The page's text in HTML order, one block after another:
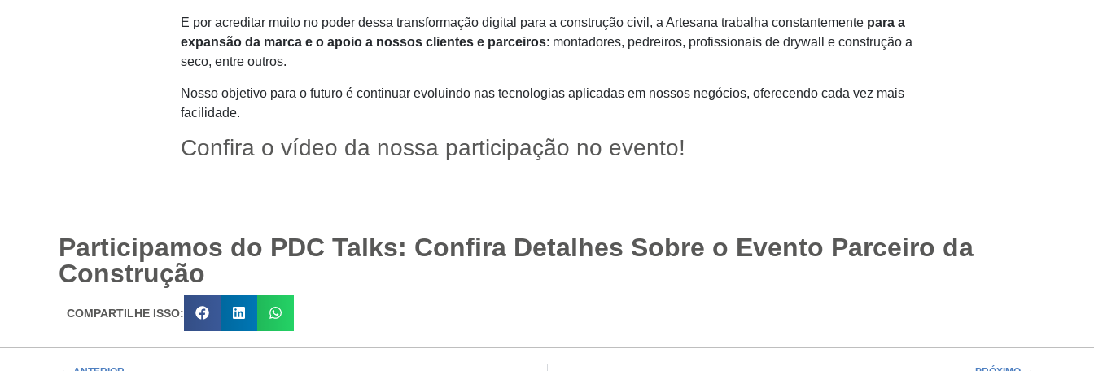
E por acreditar muito no poder dessa transformação digital para a construção civil, a Artesana trabalha constantemente para a
expansão da marca e o apoio a nossos clientes e parceiros: montadores, pedreiros, profissionais de drywall e construção a
seco, entre outros.
Nosso objetivo para o futuro é continuar evoluindo nas tecnologias aplicadas em nossos negócios, oferecendo cada vez mais
facilidade.
Confira o vídeo da nossa participação no evento!
Participamos do PDC Talks: Confira Detalhes Sobre o Evento Parceiro da
Construção
COMPARTILHE ISSO: